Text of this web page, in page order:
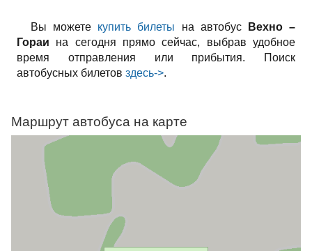
Вы можете купить билеты на автобус
Вехно –
Гораи на сегодня прямо сейчас, выбрав удобное
время отправления или прибытия. Поиск
автобусных билетов здесь->.
Маршрут автобуса на карте